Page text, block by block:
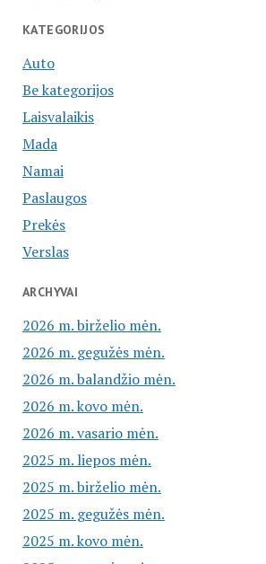
KATEGORIJOS
Auto
Be kategorijos
Laisvalaikis
Mada
Namai
Paslaugos
Prekės
Verslas
ARCHYVAI
2026 m. birželio mėn.
2026 m. gegužės mėn.
2026 m. balandžio mėn.
2026 m. kovo mėn.
2026 m. vasario mėn.
2025 m. liepos mėn.
2025 m. birželio mėn.
2025 m. gegužės mėn.
2025 m. kovo mėn.